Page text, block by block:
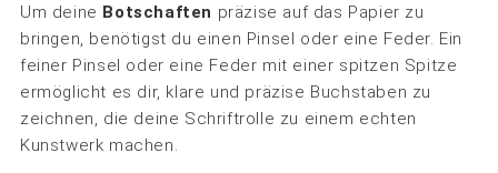
Um deine Botschaften präzise auf das Papier zu
bringen, benötigst du einen Pinsel oder eine Feder. Ein
feiner Pinsel oder eine Feder mit einer spitzen Spitze
ermöglicht es dir, klare und präzise Buchstaben zu
zeichnen, die deine Schriftrolle zu einem echten
Kunstwerk machen.